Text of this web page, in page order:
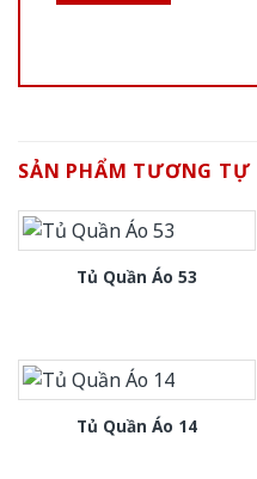
SẢN PHẨM TƯƠNG TỰ
Tủ Quần Áo 53
Tủ Quần Áo 14